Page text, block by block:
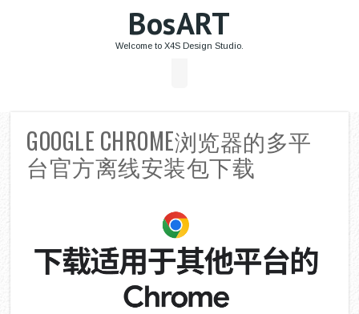
BosART
Welcome to X4S Design Studio.
GOOGLE CHROME浏览器的多平
台官方离线安装包下载